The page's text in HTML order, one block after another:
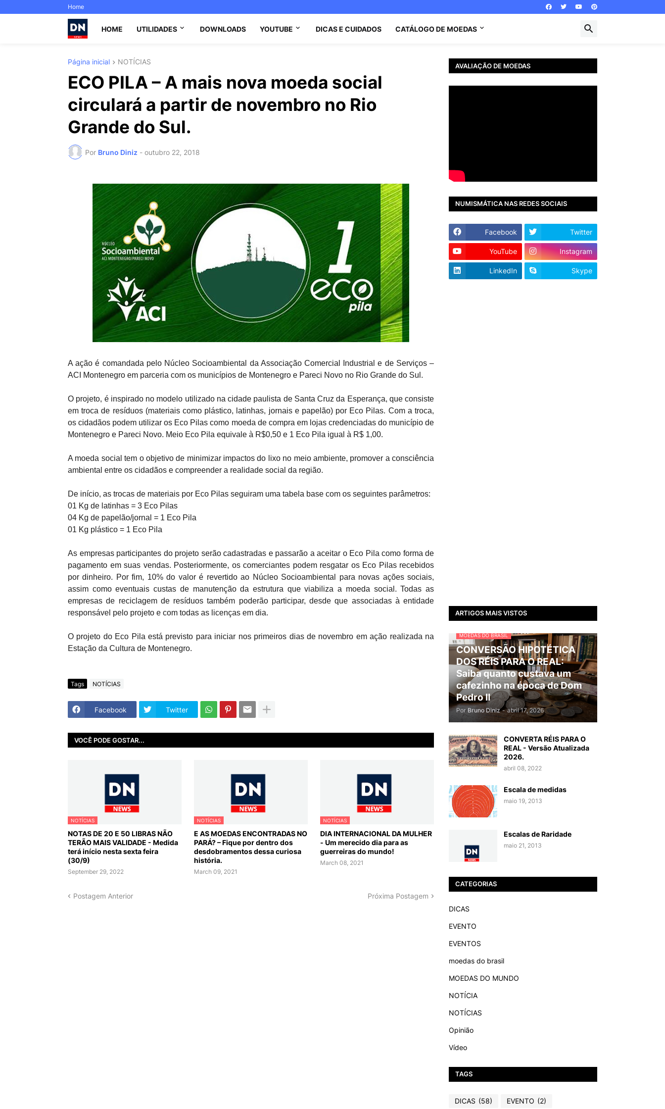
Home
HOME UTILIDADES DOWNLOADS YOUTUBE DICAS E CUIDADOS CATÁLOGO DE MOEDAS
Página inicial NOTÍCIAS
ECO PILA – A mais nova moeda social
circulará a partir de novembro no Rio
Grande do Sul.
Por Bruno Diniz - outubro 22, 2018
A ação é comandada pelo Núcleo Socioambiental da Associação Comercial Industrial e de Serviços –
ACI Montenegro em parceria com os municípios de Montenegro e Pareci Novo no Rio Grande do Sul.
O projeto, é inspirado no modelo utilizado na cidade paulista de Santa Cruz da Esperança, que consiste
em troca de resíduos (materiais como plástico, latinhas, jornais e papelão) por Eco Pilas. Com a troca,
os cidadãos podem utilizar os Eco Pilas como moeda de compra em lojas credenciadas do município de
Montenegro e Pareci Novo. Meio Eco Pila equivale à R$0,50 e 1 Eco Pila igual à R$ 1,00.
A moeda social tem o objetivo de minimizar impactos do lixo no meio ambiente, promover a consciência
ambiental entre os cidadãos e compreender a realidade social da região.
De início, as trocas de materiais por Eco Pilas seguiram uma tabela base com os seguintes parâmetros:
01 Kg de latinhas = 3 Eco Pilas
04 Kg de papelão/jornal = 1 Eco Pila
01 Kg plástico = 1 Eco Pila
As empresas participantes do projeto serão cadastradas e passarão a aceitar o Eco Pila como forma de
pagamento em suas vendas. Posteriormente, os comerciantes podem resgatar os Eco Pilas recebidos
por dinheiro. Por fim, 10% do valor é revertido ao Núcleo Socioambiental para novas ações sociais,
assim como eventuais custas de manutenção da estrutura que viabiliza a moeda social. Todas as
empresas de reciclagem de resíduos também poderão participar, desde que associadas à entidade
responsável pelo projeto e com todas as licenças em dia.
O projeto do Eco Pila está previsto para iniciar nos primeiros dias de novembro em ação realizada na
Estação da Cultura de Montenegro.
Tags NOTÍCIAS
Facebook Twitter
VOCÊ PODE GOSTAR...
NOTÍCIAS
NOTAS DE 20 E 50 LIBRAS NÃO
TERÃO MAIS VALIDADE - Medida
terá início nesta sexta feira
(30/9)
September 29, 2022
NOTÍCIAS
E AS MOEDAS ENCONTRADAS NO
PARÁ? – Fique por dentro dos
desdobramentos dessa curiosa
história.
March 09, 2021
NOTÍCIAS
DIA INTERNACIONAL DA MULHER
- Um merecido dia para as
guerreiras do mundo!
March 08, 2021
Postagem Anterior Próxima Postagem
AVALIAÇÃO DE MOEDAS
NUMISMÁTICA NAS REDES SOCIAIS
Facebook Twitter
YouTube Instagram
LinkedIn Skype
ARTIGOS MAIS VISTOS
MOEDAS DO BRASIL
CONVERSÃO HIPOTÉTICA
DOS RÉIS PARA O REAL:
Saiba quanto custava um
cafezinho na época de Dom
Pedro II
Por Bruno Diniz - abril 17, 2026
CONVERTA RÉIS PARA O
REAL - Versão Atualizada
2026.
abril 08, 2022
Escala de medidas
maio 19, 2013
Escalas de Raridade
maio 21, 2013
CATEGORIAS
DICAS
EVENTO
EVENTOS
moedas do brasil
MOEDAS DO MUNDO
NOTÍCIA
NOTÍCIAS
Opinião
Vídeo
TAGS
DICAS (58) EVENTO (2)